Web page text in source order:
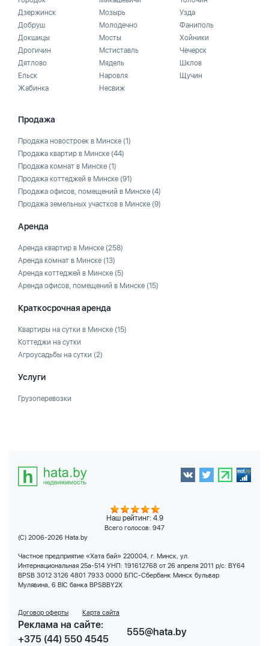
Дзержинск
Добруш
Докшицы
Дрогичин
Дятлово
Ельск
Жабинка
Мозырь
Молодечно
Мосты
Мстиставль
Мядель
Наровля
Несвиж
Узда
Фаниполь
Хойники
Чечерск
Шклов
Щучин
Продажа
Продажа новостроек в Минске (1)
Продажа квартир в Минске (44)
Продажа комнат в Минске (1)
Продажа коттеджей в Минске (91)
Продажа офисов, помещений в Минске (4)
Продажа земельных участков в Минске (9)
Аренда
Аренда квартир в Минске (258)
Аренда комнат в Минске (13)
Аренда коттеджей в Минске (5)
Аренда офисов, помещений в Минске (15)
Краткосрочная аренда
Квартиры на сутки в Минске (15)
Коттеджи на сутки
Агроусадьбы на сутки (2)
Услуги
Грузоперевозки
Наш рейтинг: 4.9
Всего голосов: 947
(C) 2006-2026 Hata.by
Частное предприятие «Хата бай» 220004, г. Минск, ул.
Интернациональная 25а-514 УНП: 191612768 от 26 апреля 2011 р/с: BY64
BPSB 3012 3126 4801 7933 0000 БПС-Сбербанк Минск бульвар
Мулявина, 6 BIC банка BPSBBY2X
Договор оферты Карта сайта
Реклама на сайте:
+375 (44) 550 4545
555@hata.by